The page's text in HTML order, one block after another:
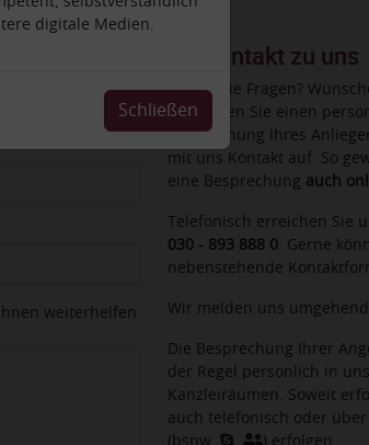
digitale Medien.
Schließen
weiterhelfen
Ihr Kontakt zu uns
Haben Sie Fragen?
Wünschen Sie einen
Besprechung Ihres
mit uns Kontakt auf. So
eine Besprechung auch
Telefonisch erreichen Sie
030 - 893 888 0 . Gerne
nebenstehende
Wir melden uns umgehend
Die Besprechung Ihrer
der Regel persönlich in
Kanzleiräumen. Soweit
auch telefonisch oder
(bspw.
) erfolgen.